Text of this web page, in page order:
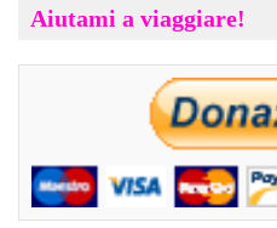
Aiutami a viaggiare!